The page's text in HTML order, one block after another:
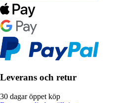
Leverans och retur
30 dagar öppet köp